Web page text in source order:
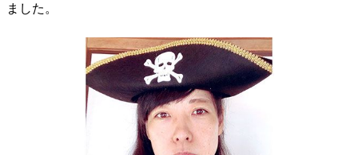
ました。